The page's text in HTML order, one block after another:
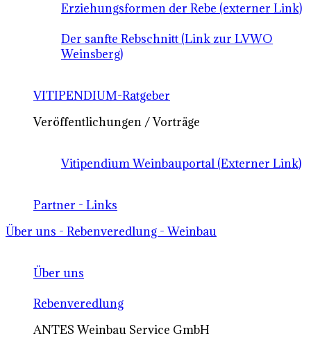
Erziehungsformen der Rebe (externer Link)
Der sanfte Rebschnitt (Link zur LVWO
Weinsberg)
VITIPENDIUM-Ratgeber
Veröffentlichungen / Vorträge
Vitipendium Weinbauportal (Externer Link)
Partner - Links
Über uns - Rebenveredlung - Weinbau
Über uns
Rebenveredlung
ANTES Weinbau Service GmbH